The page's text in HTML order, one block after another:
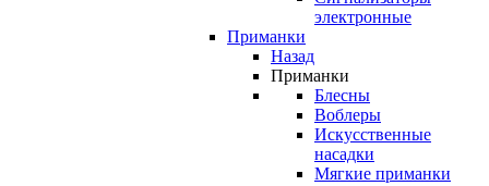
электронные
Приманки
Назад
Приманки
Блесны
Воблеры
Искусственные
насадки
Мягкие приманки